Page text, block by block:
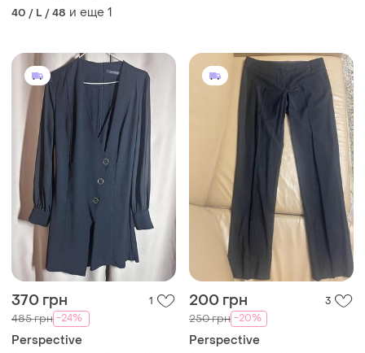
40 / L / 48 и еще 1
370 грн 1
485 грн -24%
Perspective
200 грн 3
250 грн -20%
Perspective